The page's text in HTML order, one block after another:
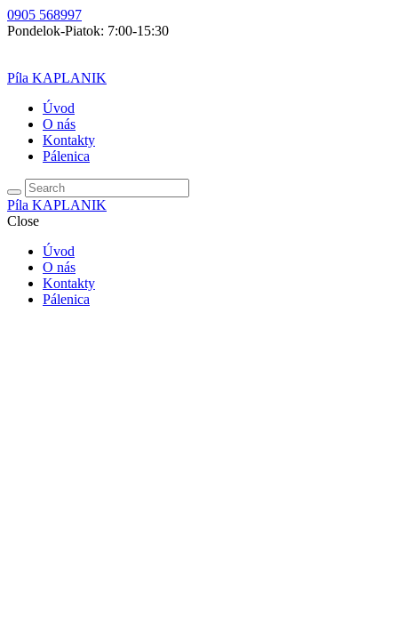
0905 568997
Pondelok-Piatok: 7:00-15:30
Píla KAPLANIK
Úvod
O nás
Kontakty
Pálenica
Píla KAPLANIK
Close
Úvod
O nás
Kontakty
Pálenica